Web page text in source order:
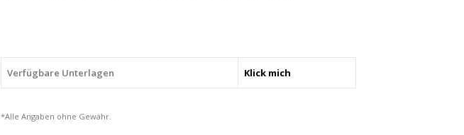
Verfügbare Unterlagen Klick mich
*Alle Angaben ohne Gewähr.